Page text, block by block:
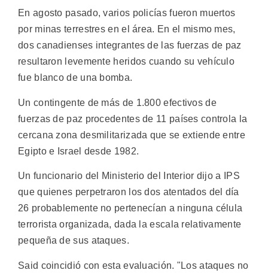
En agosto pasado, varios policías fueron muertos
por minas terrestres en el área. En el mismo mes,
dos canadienses integrantes de las fuerzas de paz
resultaron levemente heridos cuando su vehículo
fue blanco de una bomba.
Un contingente de más de 1.800 efectivos de
fuerzas de paz procedentes de 11 países controla la
cercana zona desmilitarizada que se extiende entre
Egipto e Israel desde 1982.
Un funcionario del Ministerio del Interior dijo a IPS
que quienes perpetraron los dos atentados del día
26 probablemente no pertenecían a ninguna célula
terrorista organizada, dada la escala relativamente
pequeña de sus ataques.
Said coincidió con esta evaluación. "Los ataques no